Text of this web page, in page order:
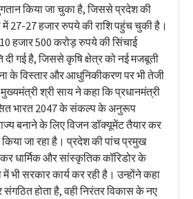
किया जा चुका है, जिससे प्रदेश की
27-27 हजार रुपये की राशि पहुंच चुकी है।
हजार 500 करोड़ रुपये की सिंचाई
दी गई है, जिससे कृषि क्षेत्र को नई मजबूती
के विस्तार और आधुनिकीकरण पर भी तेजी
श्री साय ने कहा कि प्रधानमंत्री
भारत 2047 के संकल्प के अनुरूप
बनाने के लिए विजन डॉक्यूमेंट तैयार कर
किया जा रहा है। प्रदेश की पांच प्रमुख
धार्मिक और सांस्कृतिक कॉरिडोर के
भी सरकार कार्य कर रही है। उन्होंने कहा
होता है, वही निरंतर विकास के नए